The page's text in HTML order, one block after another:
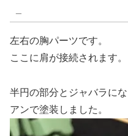
左右の胸パーツです。
ここに肩が接続されます。
半円の部分とジャバラに
アンで塗装しました。